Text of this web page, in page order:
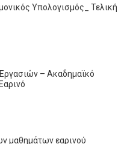
Υπολογισμός_ Τελική
– Ακαδημαϊκό
μαθημάτων εαρινού